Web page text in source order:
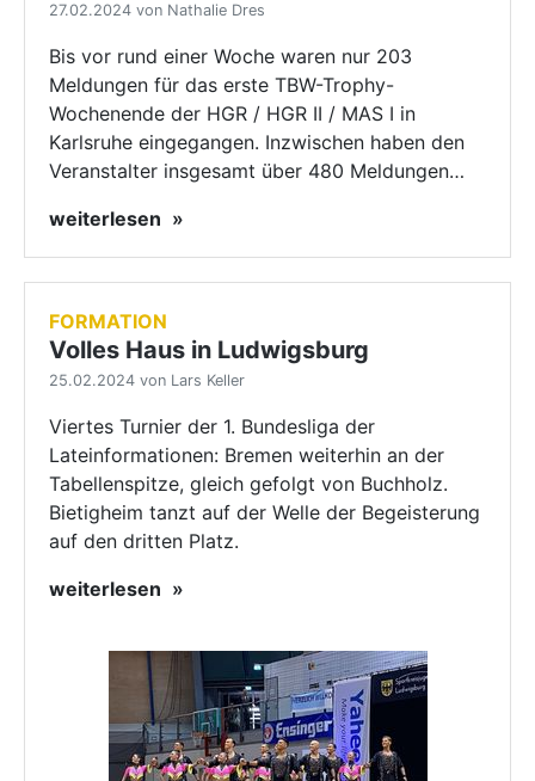
27.02.2024 von Nathalie Dres
Bis vor rund einer Woche waren nur 203
Meldungen für das erste TBW-Trophy-
Wochenende der HGR / HGR II / MAS I in
Karlsruhe eingegangen. Inzwischen haben den
Veranstalter insgesamt über 480 Meldungen…
weiterlesen
FORMATION
Volles Haus in Ludwigsburg
25.02.2024 von Lars Keller
Viertes Turnier der 1. Bundesliga der
Lateinformationen: Bremen weiterhin an der
Tabellenspitze, gleich gefolgt von Buchholz.
Bietigheim tanzt auf der Welle der Begeisterung
auf den dritten Platz.
weiterlesen